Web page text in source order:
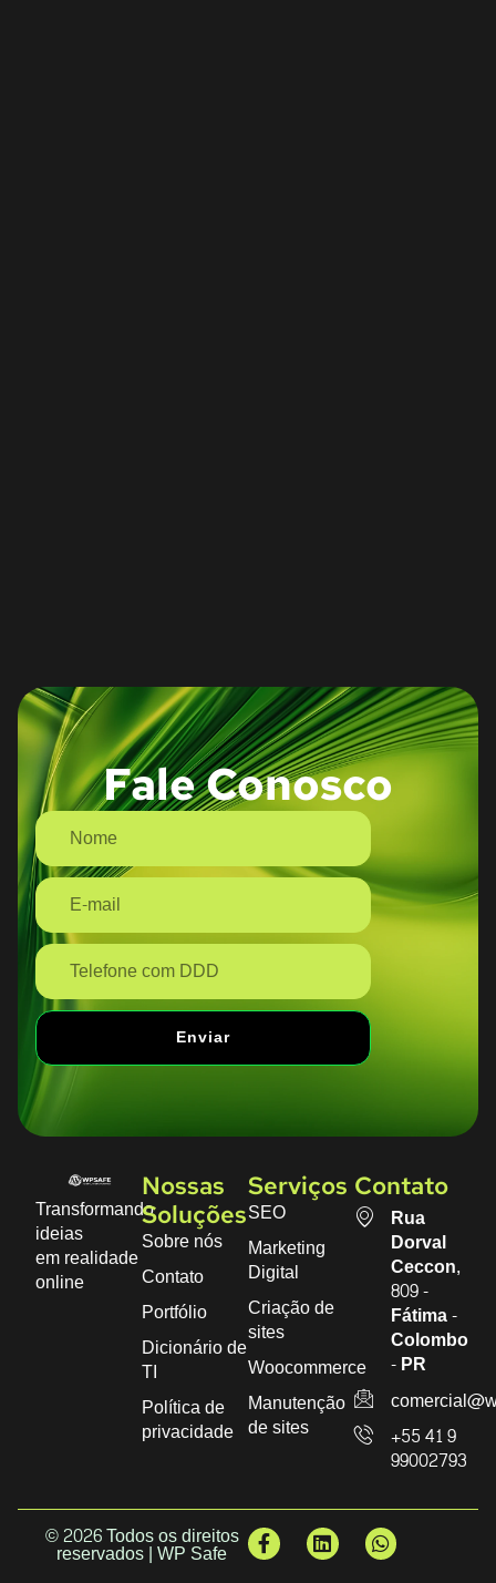
Fale Conosco
Enviar
Transformando
ideias
em realidade
online
Nossas
Soluções
Sobre nós
Contato
Portfólio
Dicionário de
TI
Política de
privacidade
Serviços
SEO
Marketing
Digital
Criação de
sites
Woocommerce
Manutenção
de sites
Contato
Rua
Dorval
Ceccon,
809 -
Fátima -
Colombo
- PR
+55 41 9
99002793
© 2026 Todos os direitos
reservados | WP Safe